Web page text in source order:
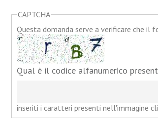
CAPTCHA
Questa domanda serve a verificare che il
Qual è il codice alfanumerico
inseriti i caratteri presenti nell'immagine